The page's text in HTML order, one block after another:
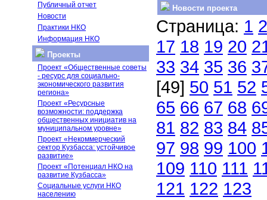
Публичный отчет
Новости
Практики НКО
Информация НКО
Проекты
Проект «Общественные советы
- ресурс для социально-
экономического развития
региона»
Проект «Ресурсные
возможности: поддержка
общественных инициатив на
муниципальном уровне»
Проект «Некоммерческий
сектор Кузбасса: устойчивое
развитие»
Проект «Потенциал НКО на
развитие Кузбасса»
Социальные услуги НКО
населению
Новости проекта
Страница: 1 2
17 18 19 20
33 34 35 36
[49] 50 51 52
65 66 67 68
81 82 83 84
97 98 99 100
109 110 111
121 122 123